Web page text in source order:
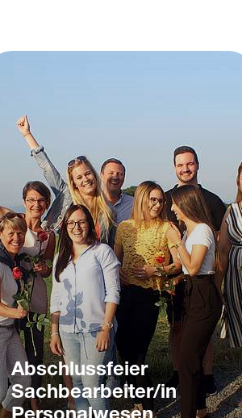
Abschlussfeier
Sachbearbeiter/in
Personalwesen